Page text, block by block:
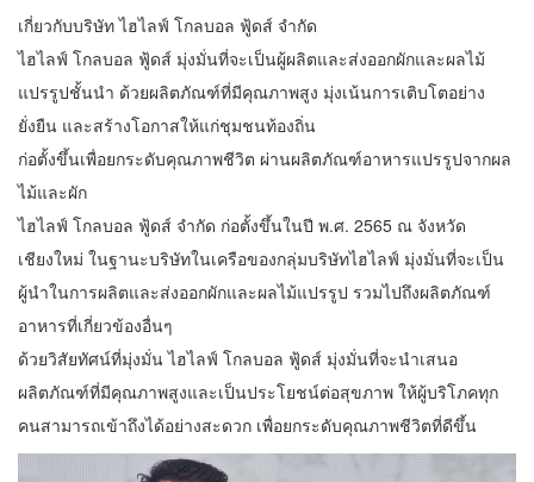
เกี่ยวกับบริษัท ไฮไลฟ์ โกลบอล ฟู้ดส์ จำกัด
ไฮไลฟ์ โกลบอล ฟู้ดส์ มุ่งมั่นที่จะเป็นผู้ผลิตและส่งออกผักและผลไม้
แปรรูปชั้นนำ ด้วยผลิตภัณฑ์ที่มีคุณภาพสูง มุ่งเน้นการเติบโตอย่าง
ยั่งยืน และสร้างโอกาสให้แก่ชุมชนท้องถิ่น
ก่อตั้งขึ้นเพื่อยกระดับคุณภาพชีวิต ผ่านผลิตภัณฑ์อาหารแปรรูปจากผล
ไม้และผัก
ไฮไลฟ์ โกลบอล ฟู้ดส์ จำกัด ก่อตั้งขึ้นในปี พ.ศ. 2565 ณ จังหวัด
เชียงใหม่ ในฐานะบริษัทในเครือของกลุ่มบริษัทไฮไลฟ์ มุ่งมั่นที่จะเป็น
ผู้นำในการผลิตและส่งออกผักและผลไม้แปรรูป รวมไปถึงผลิตภัณฑ์
อาหารที่เกี่ยวข้องอื่นๆ
ด้วยวิสัยทัศน์ที่มุ่งมั่น ไฮไลฟ์ โกลบอล ฟู้ดส์ มุ่งมั่นที่จะนำเสนอ
ผลิตภัณฑ์ที่มีคุณภาพสูงและเป็นประโยชน์ต่อสุขภาพ ให้ผู้บริโภคทุก
คนสามารถเข้าถึงได้อย่างสะดวก เพื่อยกระดับคุณภาพชีวิตที่ดีขึ้น